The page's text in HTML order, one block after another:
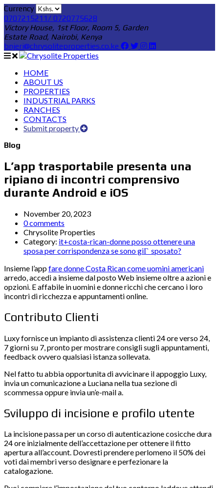
Currency
0707215211/ 0720775628
Victory House, 1st Floor, Room 5, Garden
Estate Road, Nairobi, Kenya
bnjeri@chrysoliteproperties.co.ke
HOME
ABOUT US
PROPERTIES
INDUSTRIAL PARKS
RANCHES
CONTACTS
Submit property
Blog
L’app trasportabile presenta una
ripiano di incontri comprensivo
durante Android e iOS
November 20, 2023
0 comments
Chrysolite Properties
Category: it+costa-rican-donne posso ottenere una
sposa per corrispondenza se sono giГ sposato?
Insieme l’appfare donne Costa Rican come uomini americani
arredo, accedi a insieme dal posto Web insieme oltre a azioni e
opzioni. E affabile in uomini e donne ricchi che cercano i loro
incontri di ricchezza e appuntamenti online.
Contributo Clienti
Luxy fornisce un impianto di assistenza clienti 24 ore verso 24,
7 giorni su 7, pronto per mostrare consigli sugli appuntamenti,
feedback ovvero qualsiasi istanza sollevata.
Nel fatto tu abbia opportunita di avvicinare il appoggio Luxy,
invia un comunicazione a Luciana nella tua sezione di
scommessa oppure invia un’e-mail a.
Sviluppo di incisione e profilo utente
La incisione passa per un corso di autenticazione cosicche dura
24 ore inizialmente dell’accettazione per ottenere il fitto
apertura all’account. Dovresti prendere perlomeno il 50% dei
voti dai membri verso designare e perfezionare la
catalogazione.